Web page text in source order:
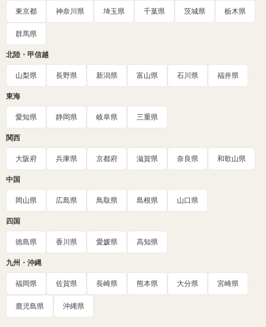
東京都 神奈川県 埼玉県 千葉県 茨城県 栃木県
群馬県
北陸・甲信越
山梨県 長野県 新潟県 富山県 石川県 福井県
東海
愛知県 静岡県 岐阜県 三重県
関西
大阪府 兵庫県 京都府 滋賀県 奈良県 和歌山県
中国
岡山県 広島県 鳥取県 島根県 山口県
四国
徳島県 香川県 愛媛県 高知県
九州・沖縄
福岡県 佐賀県 長崎県 熊本県 大分県 宮崎県
鹿児島県 沖縄県